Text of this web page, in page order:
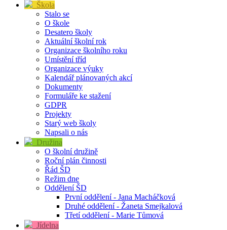
Škola
Stalo se
O škole
Desatero školy
Aktuální školní rok
Organizace školního roku
Umístění tříd
Organizace výuky
Kalendář plánovaných akcí
Dokumenty
Formuláře ke stažení
GDPR
Projekty
Starý web školy
Napsali o nás
Družina
O školní družině
Roční plán činnosti
Řád ŠD
Režim dne
Oddělení ŠD
První oddělení - Jana Macháčková
Druhé oddělení - Žaneta Smejkalová
Třetí oddělení - Marie Tůmová
Jídelna